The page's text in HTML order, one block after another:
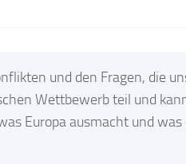
und den Fragen, die
Wettbewerb teil und
Europa ausmacht und